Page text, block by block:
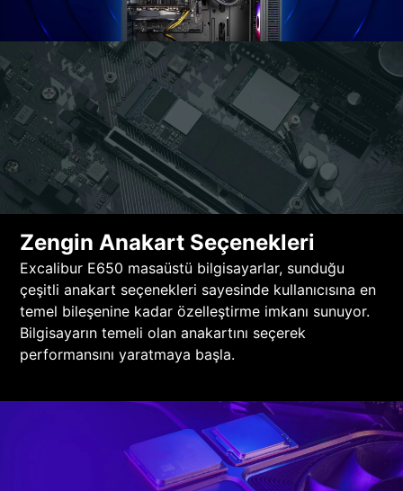
Zengin Anakart Seçenekleri
Excalibur E650 masaüstü bilgisayarlar, sunduğu
çeşitli anakart seçenekleri sayesinde kullanıcısına en
temel bileşenine kadar özelleştirme imkanı sunuyor.
Bilgisayarın temeli olan anakartını seçerek
performansını yaratmaya başla.